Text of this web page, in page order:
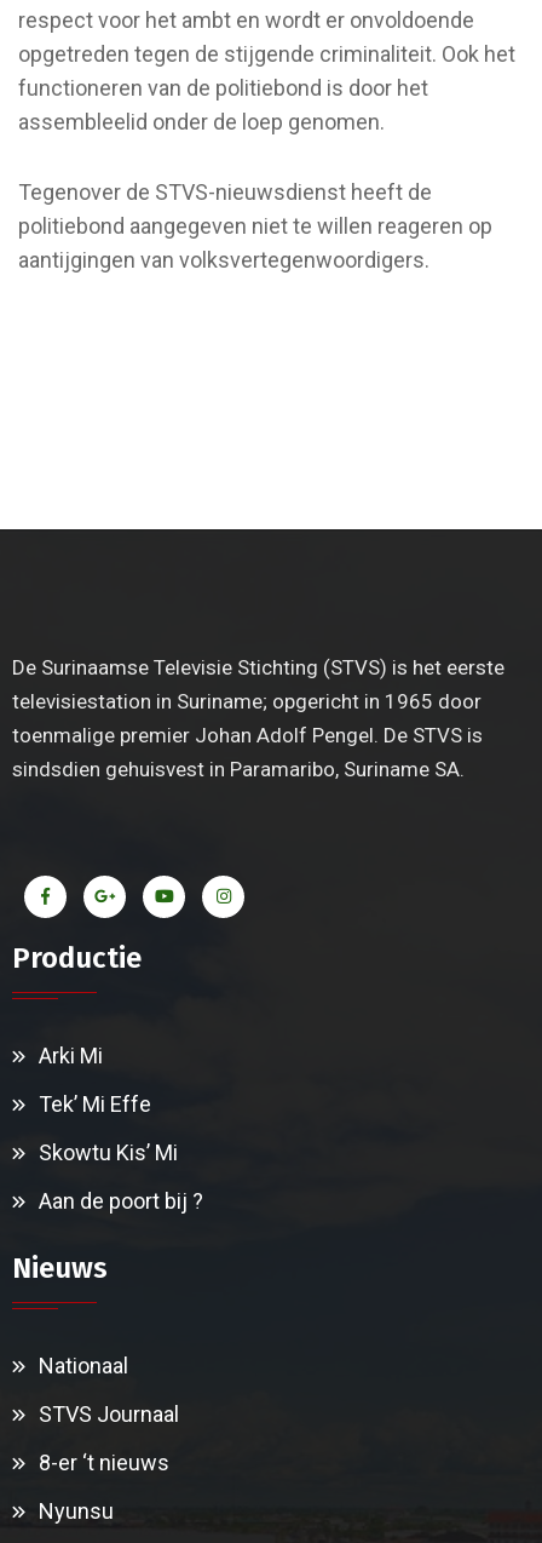
respect voor het ambt en wordt er onvoldoende
opgetreden tegen de stijgende criminaliteit. Ook het
functioneren van de politiebond is door het
assembleelid onder de loep genomen.
Tegenover de STVS-nieuwsdienst heeft de
politiebond aangegeven niet te willen reageren op
aantijgingen van volksvertegenwoordigers.
De Surinaamse Televisie Stichting (STVS) is het eerste
televisiestation in Suriname; opgericht in 1965 door
toenmalige premier Johan Adolf Pengel. De STVS is
sindsdien gehuisvest in Paramaribo, Suriname SA.
Productie
Arki Mi
Tek’ Mi Effe
Skowtu Kis’ Mi
Aan de poort bij ?
Nieuws
Nationaal
STVS Journaal
8-er ‘t nieuws
Nyunsu